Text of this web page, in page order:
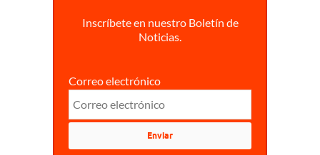
Inscríbete en nuestro Boletín de
Noticias.
Correo electrónico